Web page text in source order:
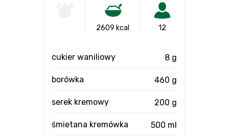
2609 kcal 12
cukier waniliowy 8 g
borówka 460 g
serek kremowy 200 g
śmietana kremówka 500 ml